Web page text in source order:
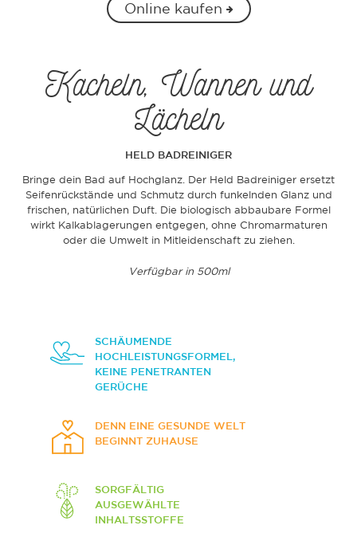
Online kaufen
Kacheln, Wannen und
Lächeln
HELD BADREINIGER
Bringe dein Bad auf Hochglanz. Der Held Badreiniger ersetzt
Seifenrückstände und Schmutz durch funkelnden Glanz und
frischen, natürlichen Duft. Die biologisch abbaubare Formel
wirkt Kalkablagerungen entgegen, ohne Chromarmaturen
oder die Umwelt in Mitleidenschaft zu ziehen.
Verfügbar in 500ml
SCHÄUMENDE
HOCHLEISTUNGSFORMEL,
KEINE PENETRANTEN
GERÜCHE
DENN EINE GESUNDE WELT
BEGINNT ZUHAUSE
SORGFÄLTIG
AUSGEWÄHLTE
INHALTSSTOFFE